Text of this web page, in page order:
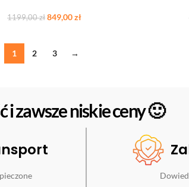
1199,00zł 849,00zł
1 2 3 →
i zawsze niskie ceny 🙂